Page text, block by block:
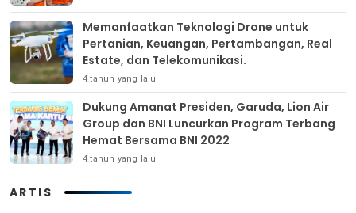
Memanfaatkan Teknologi Drone untuk
Pertanian, Keuangan, Pertambangan, Real
Estate, dan Telekomunikasi.
4 tahun yang lalu
Dukung Amanat Presiden, Garuda, Lion Air
Group dan BNI Luncurkan Program Terbang
Hemat Bersama BNI 2022
4 tahun yang lalu
ARTIS